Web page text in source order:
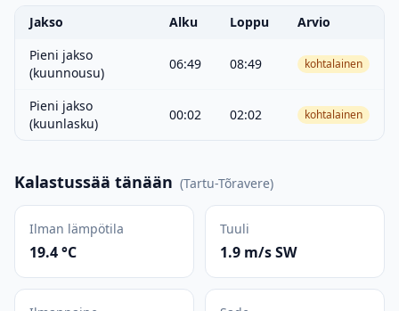
Jakso Alku Loppu
Arvio
Pieni jakso
(kuunnousu)
06:49 08:49 kohtalainen
Pieni jakso
(kuunlasku)
00:02 02:02 kohtalainen
Kalastussää tänään (Tartu-Tõravere)
Ilman lämpötila
19.4 °C
Tuuli
1.9 m/s SW